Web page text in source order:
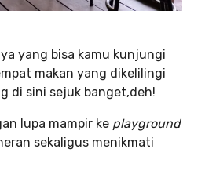
yang bisa kamu kunjungi
makan yang dikelilingi
di sini sejuk banget,deh!
lupa mampir ke playground
sekaligus menikmati